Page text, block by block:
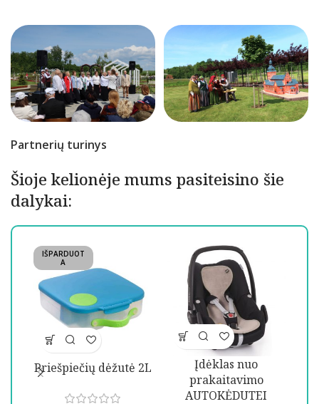
Partnerių turinys
Šioje kelionėje mums pasiteisino šie
dalykai:
IŠPARDUOT
A
Priešpiečių dėžutė 2L
Įdėklas nuo
prakaitavimo
AUTOKĖDUTEI